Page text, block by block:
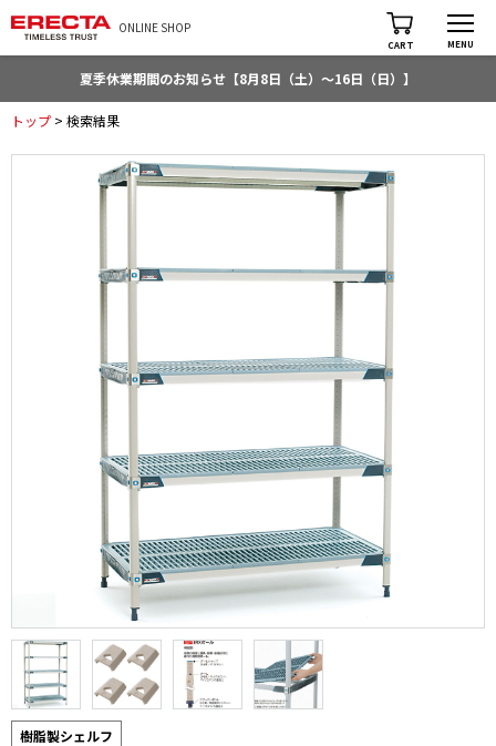
ONLINE SHOP
CART MENU
夏季休業期間のお知らせ【8月8日（土）～16日（日）】
トップ > 検索結果
樹脂製シェルフ